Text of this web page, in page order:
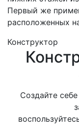
Первый же
расположенных
Конструктор
Создайте